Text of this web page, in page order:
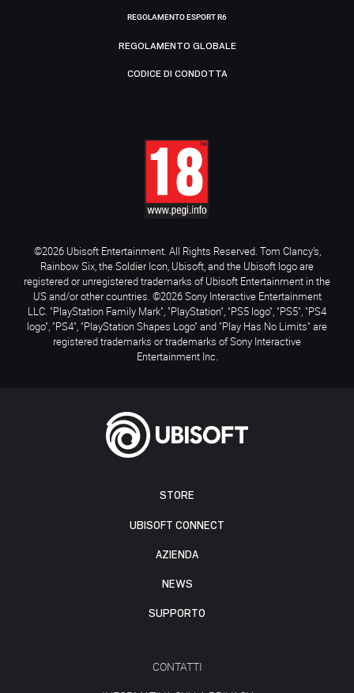
STORE
UBISOFT CONNECT
AZIENDA
NEWS
SUPPORTO
CONTATTI
REGOLAMENTO ESPORT R6
REGOLAMENTO GLOBALE
CODICE DI CONDOTTA
©2026 Ubisoft Entertainment. All Rights Reserved. Tom Clancy’s,
Rainbow Six, the Soldier Icon, Ubisoft, and the Ubisoft logo are
registered or unregistered trademarks of Ubisoft Entertainment in the
US and/or other countries. ©2026 Sony Interactive Entertainment
LLC. "PlayStation Family Mark", "PlayStation", "PS5 logo", "PS5", "PS4
logo", "PS4", "PlayStation Shapes Logo" and "Play Has No Limits" are
registered trademarks or trademarks of Sony Interactive
Entertainment Inc.